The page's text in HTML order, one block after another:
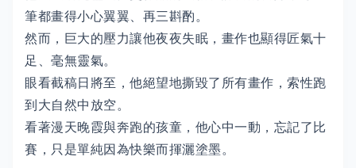
筆都畫得小心翼翼、再三斟酌。
然而，巨大的壓力讓他夜夜失眠，畫作也顯得匠氣十
足、毫無靈氣。
眼看截稿日將至，他絕望地撕毀了所有畫作，索性跑
到大自然中放空。
看著漫天晚霞與奔跑的孩童，他心中一動，忘記了比
賽，只是單純因為快樂而揮灑塗墨。